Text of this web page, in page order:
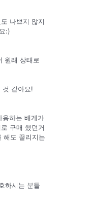
나쁘지 않지
:)
원래 상태로
것 같아요!
용하는 배게가
구매 했던거
해도 꿀리지는
하시는 분들